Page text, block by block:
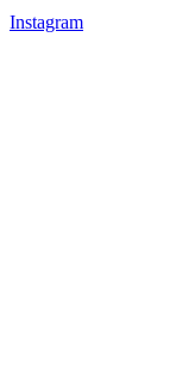
Instagram